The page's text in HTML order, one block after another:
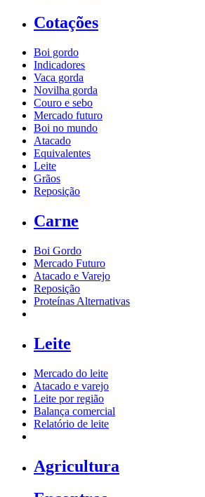
Cotações
Boi gordo
Indicadores
Vaca gorda
Novilha gorda
Couro e sebo
Mercado futuro
Boi no mundo
Atacado
Equivalentes
Leite
Grãos
Reposição
Carne
Boi Gordo
Mercado Futuro
Atacado e Varejo
Reposição
Proteínas Alternativas
Leite
Mercado do leite
Atacado e varejo
Leite por região
Balança comercial
Relatório de leite
Agricultura